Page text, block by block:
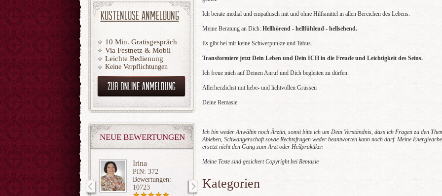
KOSTENLOSE ANMELDUNG
10 Min. Gratisgespräch
Via Festnetz & Mobil
Leichte Bedienung
Keine Verpflichtungen
NEUE BEWERTUNGEN
Irina
PIN: 372
Bewertungen:
10723
Irina
Bewertungen:
10723
Ich berate medial und empathisch mit und ohne Hilfsmittel in allen Bereichen des Lebens.
Meine Beratung an Dich: Hellhörend - hellfühlend - hellsehend.
Es gibt bei mir keine Schwerpunkte und Tabus.
Transformiere jetzt Dein Leben und Dein ICH in die Freude und Leichtigkeit des Seins.
Ich freue mich auf Deinen Anruf und Dich begleiten zu dürfen.
Allerherzlichst mit liebe- und lichtvollen Grüssen
Deine Remasie
Ich bin weder Anwältin noch Ärztin, somit bitte ich um Dein Verständnis, dass ich Fragen zu den
Ableben, Schwangerschaft sowie Rechtsfragen weder beantworten kann noch darf. Meine
ersetzt nicht den Gang zum Arzt oder Heilpraktiker.
Meine Texte sind gesichert Copyright bei Remasie
Kategorien